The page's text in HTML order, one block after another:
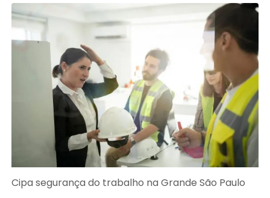
Cipa segurança do trabalho na Grande São Paulo